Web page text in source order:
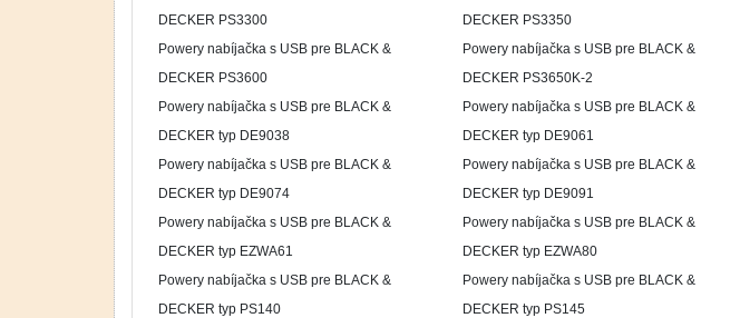
DECKER PS3300
DECKER PS3350
Powery nabíjačka s USB pre BLACK &
DECKER PS3600
Powery nabíjačka s USB pre BLACK &
DECKER PS3650K-2
Powery nabíjačka s USB pre BLACK &
DECKER typ DE9038
Powery nabíjačka s USB pre BLACK &
DECKER typ DE9061
Powery nabíjačka s USB pre BLACK &
DECKER typ DE9074
Powery nabíjačka s USB pre BLACK &
DECKER typ DE9091
Powery nabíjačka s USB pre BLACK &
DECKER typ EZWA61
Powery nabíjačka s USB pre BLACK &
DECKER typ EZWA80
Powery nabíjačka s USB pre BLACK &
DECKER typ PS140
Powery nabíjačka s USB pre BLACK &
DECKER typ PS145